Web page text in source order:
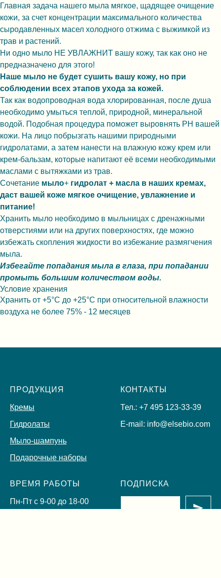
Главная задача нашего мыла мягкое, щадящее очищение
кожи, за счет концентрации максимального количества
сыродавленных масел холодного отжима с выжимкой из
трав и растений.
Ни одно мыло НЕ УВЛАЖНИТ вашу кожу, так как оно не
предназначено для этого!
Наше мыло не будет сушить вашу кожу, но при
соблюдении всех этапов ухода за кожей.
Так как водопроводная вода хлорированная, после душа
необходимо умыться теплой, природной, минеральной
водой. Подобная процедура поможет выровнять PH вашей
кожи. На лицо побрызгать нашими природными
гидролатами, а затем нанести на влажную кожу крем или
крем-бальзам, которые напитают её всеми необходимыми
маслами с вытяжками из трав.
Сочетание мыло+ гидролат + масла в наших кремах,
даст вашей коже мягкое очищение, увлажнение и
питание!
Хранить мыло необходимо в мыльницах с дренажными
отверстиями или на других поверхностях, где можно
избежать скопления жидкости во избежание размягчения
мыла.
Избегайте попадания мыла в глаза, при попадании
промыть большим количеством воды.
Условие хранения
Хранить от +5°С до +25°С при относительной влажности
воздуха не более 75% - 12 месяцев
ПРОДУКЦИЯ
Кремы
Гидролаты
Мыло-шампунь
Подарочные наборы
КОНТАКТЫ
Тел.: +7 495 123-33-39
E-mail: info@elsebio.com
ВРЕМЯ РАБОТЫ
Пн-Пт с 9-00 до 18-00
ПОДПИСКА